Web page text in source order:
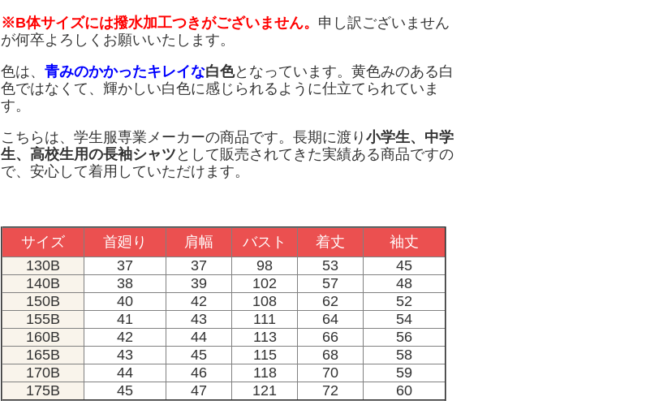
※B体サイズには撥水加工つきがございません。 申し訳ございません
が何卒よろしくお願いいたします。
色は、 青みのかかったキレイな白色となっています。黄色みのある白
色ではなくて、輝かしい白色に感じられるように仕立てられていま
す。
こちらは、学生服専業メーカーの商品です。長期に渡り 小学生、中学
生、高校生用の長袖シャツ として販売されてきた実績ある商品ですの
で、安心して着用していただけます。
サイズ 首廻り 肩幅 バスト 着丈
袖丈
130B
37 37 98 53
45
140B
38 39 102 57
48
150B
40 42 108 62
52
155B
41 43 111 64
54
160B
42 44 113 66
56
165B
43 45 115 68
58
170B
44 46 118 70
59
175B
45 47 121 72 60